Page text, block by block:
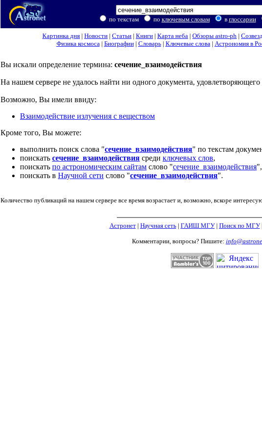
по текстам по ключевым словам в глоссарии
Картинка дня | Новости | Статьи | Книги | Карта неба | Обзоры astro-ph |
Физика космоса| Биографии| Словарь| Ключевые слова| Астрономия в
Вы искали определение термина: сечение_взаимодействия
На нашем сервере не удалось найти ни одного документа,
Возможно, Вы имели ввиду:
Взаимодействие излучения с веществом
Кроме того, Вы можете:
выполнить поиск слова "сечение_взаимодействия" по текстам
поискать сечение_взаимодействия среди ключевых слов,
поискать по астрономическим сайтам слово "сечение_взаимодействия",
поискать в Научной сети слово "сечение_взаимодействия".
Количество публикаций на нашем сервере все время возрастает и, возможно, вскоре
Астронет| Научная сеть| ГАИШ МГУ| Поиск по МГУ|
Комментарии, вопросы? Пишите: